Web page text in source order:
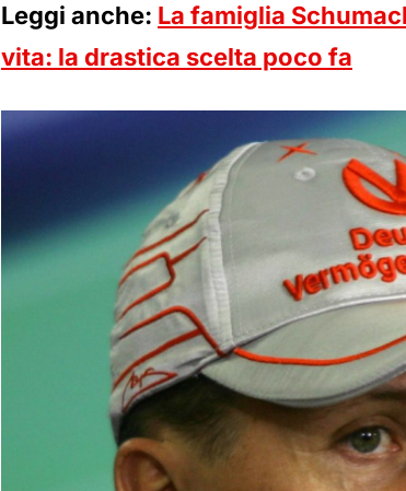
Leggi anche: La famiglia
vita: la drastica scelta poco fa